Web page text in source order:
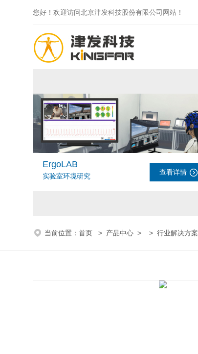
您好！欢迎访问北京津发科技股份有限公司网站！
ErgoLAB
实验室环境研究 查看详情
当前位置：首页 > 产品中心 > >行业解决方案